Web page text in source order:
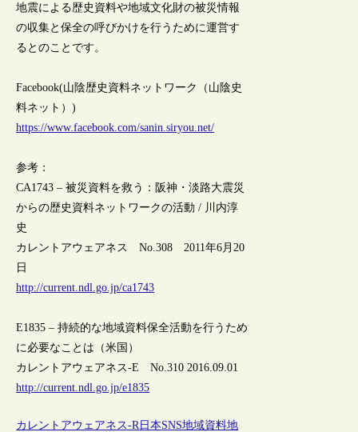
地震による歴史資料や地域文化財の被災情報
の収集と保全の呼びかけを行うために運営す
るとのことです。
Facebook(山陰歴史資料ネットワーク（山陰史
料ネット）)
https://www.facebook.com/sanin.siryou.net/
参考：
CA1743 – 被災資料を救う：阪神・淡路大震災
からの歴史資料ネットワークの活動 / 川内淳
史
カレントアウェアネス No.308 2011年6月20
日
http://current.ndl.go.jp/ca1743
E1835 – 持続的な地域資料保全活動を行うため
に必要なことは（米国）
カレントアウェアネス-E No.310 2016.09.01
http://current.ndl.go.jp/e1835
カレントアウェアネス-R 日本SNS地域資料地